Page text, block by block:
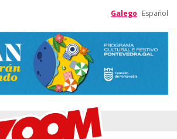
Galego Español